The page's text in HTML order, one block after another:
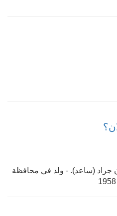
جراد (ساعد). - ولد في محافظة